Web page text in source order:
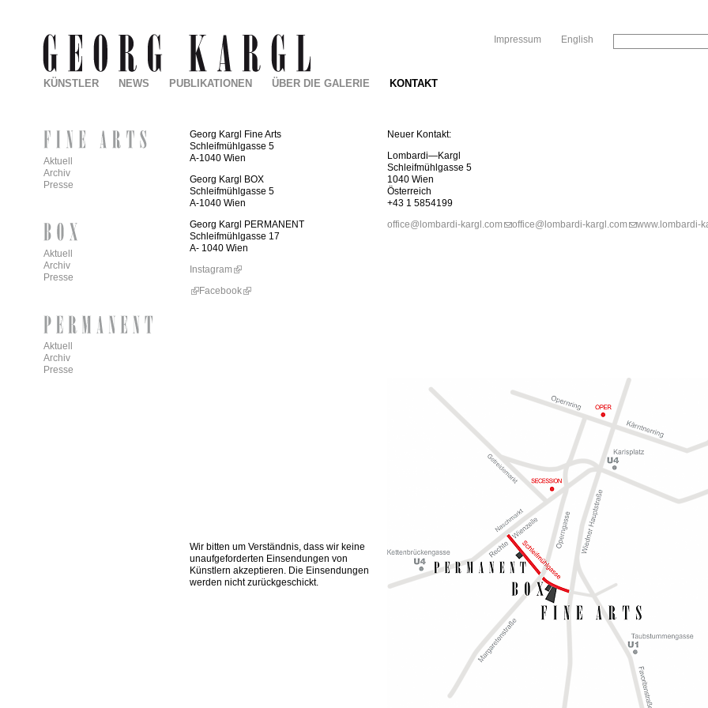
English
Impressum
Neuer Kontakt:
Lombardi—Kargl
Schleifmühlgasse 5
1040 Wien
Österreich
+43 1 5854199
office@lombardi-kargl.com
office@lombardi-kargl.com www.lombardi-
Georg Kargl Fine Arts
Schleifmühlgasse 5
A-1040 Wien
Georg Kargl BOX
Schleifmühlgasse 5
A-1040 Wien
Georg Kargl PERMANENT
Schleifmühlgasse 17
A- 1040 Wien
Instagram
Facebook
Wir bitten um Verständnis, dass wir keine
unaufgeforderten Einsendungen von
Künstlern akzeptieren. Die Einsendungen
werden nicht zurückgeschickt.
KÜNSTLER NEWS PUBLIKATIONEN ÜBER DIE GALERIE KONTAKT
Aktuell
Archiv
Presse
Aktuell
Archiv
Presse
Aktuell
Archiv
Presse